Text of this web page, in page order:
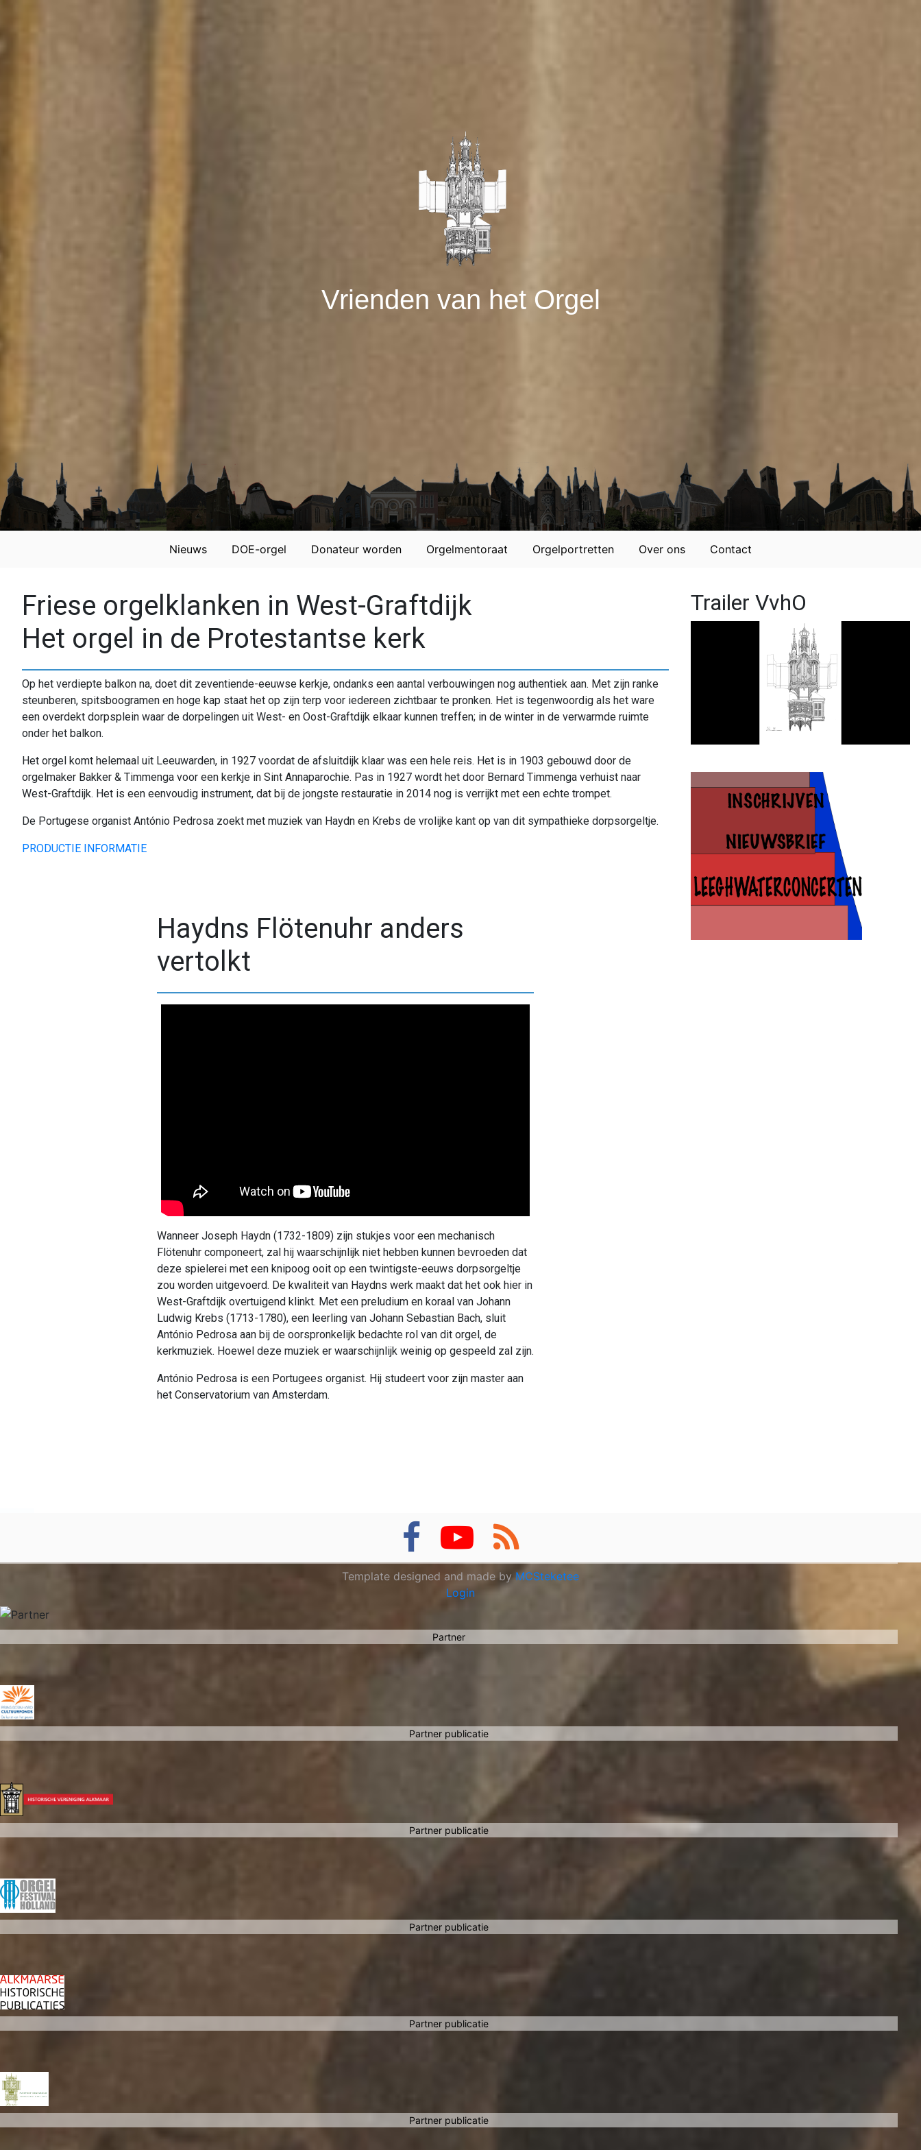
Vrienden van het Orgel
Nieuws DOE-orgel Donateur worden Orgelmentoraat Orgelportretten Over ons Contact
Friese orgelklanken in West-Graftdijk
Het orgel in de Protestantse kerk
Op het verdiepte balkon na, doet dit zeventiende-eeuwse kerkje, ondanks een aantal verbouwingen nog authentiek aan. Met zijn ranke
steunberen, spitsboogramen en hoge kap staat het op zijn terp voor iedereen zichtbaar te pronken. Het is tegenwoordig als het ware
een overdekt dorpsplein waar de dorpelingen uit West- en Oost-Graftdijk elkaar kunnen treffen; in de winter in de verwarmde ruimte
onder het balkon.
Het orgel komt helemaal uit Leeuwarden, in 1927 voordat de afsluitdijk klaar was een hele reis. Het is in 1903 gebouwd door de
orgelmaker Bakker & Timmenga voor een kerkje in Sint Annaparochie. Pas in 1927 wordt het door Bernard Timmenga verhuist naar
West-Graftdijk. Het is een eenvoudig instrument, dat bij de jongste restauratie in 2014 nog is verrijkt met een echte trompet.
De Portugese organist António Pedrosa zoekt met muziek van Haydn en Krebs de vrolijke kant op van dit sympathieke dorpsorgeltje.
PRODUCTIE INFORMATIE
Haydns Flötenuhr anders
vertolkt
Wanneer Joseph Haydn (1732-1809) zijn stukjes voor een mechanisch
Flötenuhr componeert, zal hij waarschijnlijk niet hebben kunnen bevroeden dat
deze spielerei met een knipoog ooit op een twintigste-eeuws dorpsorgeltje
zou worden uitgevoerd. De kwaliteit van Haydns werk maakt dat het ook hier in
West-Graftdijk overtuigend klinkt. Met een preludium en koraal van Johann
Ludwig Krebs (1713-1780), een leerling van Johann Sebastian Bach, sluit
António Pedrosa aan bij de oorspronkelijk bedachte rol van dit orgel, de
kerkmuziek. Hoewel deze muziek er waarschijnlijk weinig op gespeeld zal zijn.
António Pedrosa is een Portugees organist. Hij studeert voor zijn master aan
het Conservatorium van Amsterdam.
Trailer VvhO
Partner
Partner publicatie
Partner publicatie
Partner publicatie
Partner publicatie
Partner publicatie
Template designed and made byMCSteketee
Login